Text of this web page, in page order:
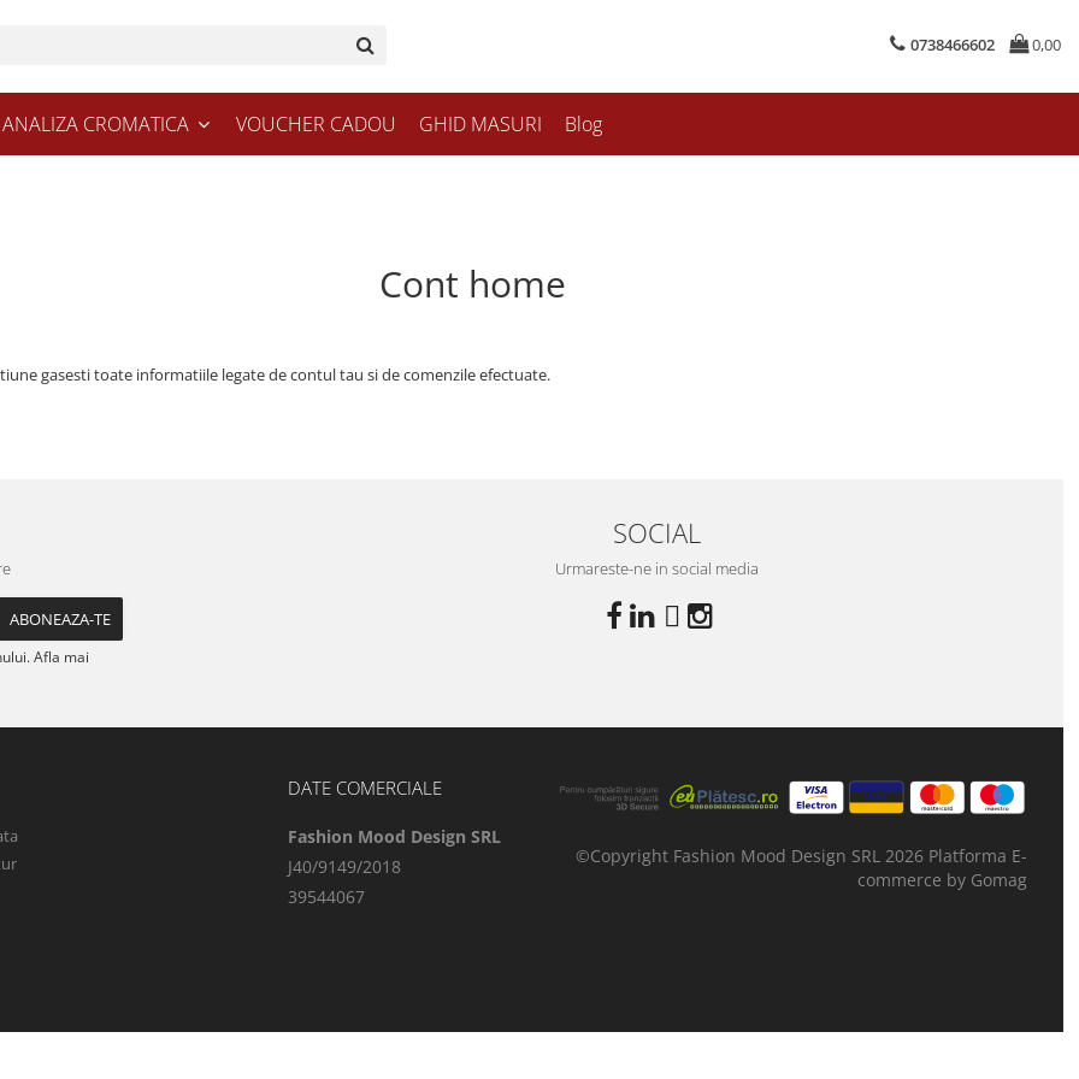
0738466602 0,00
ANALIZA CROMATICA VOUCHER CADOU GHID MASURI Blog
Cont home
gasesti toate informatiile legate de contul tau si de comenzile efectuate.
Afla mai
SOCIAL
Urmareste-ne in social media
DATE COMERCIALE
Fashion Mood Design SRL
J40/9149/2018
39544067
©Copyright Fashion Mood Design SRL 2026 Platforma E-
commerce by Gomag